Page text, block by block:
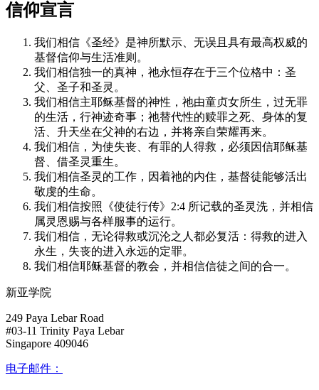
信仰宣言
我们相信《圣经》是神所默示、无误且具有最高权威的
基督信仰与生活准则。
我们相信独一的真神，祂永恒存在于三个位格中：圣
父、圣子和圣灵。
我们相信主耶稣基督的神性，祂由童贞女所生，过无罪
的生活，行神迹奇事；祂替代性的赎罪之死、身体的复
活、升天坐在父神的右边，并将亲自荣耀再来。
我们相信，为使失丧、有罪的人得救，必须因信耶稣基
督、借圣灵重生。
我们相信圣灵的工作，因着祂的内住，基督徒能够活出
敬虔的生命。
我们相信按照《使徒行传》2:4 所记载的圣灵洗，并相信
属灵恩赐与各样服事的运行。
我们相信，无论得救或沉沦之人都必复活：得救的进入
永生，失丧的进入永远的定罪。
我们相信耶稣基督的教会，并相信信徒之间的合一。
新亚学院
249 Paya Lebar Road
#03-11 Trinity Paya Lebar
Singapore 409046
电子邮件：